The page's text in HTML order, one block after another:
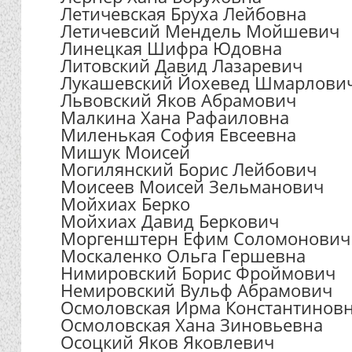
Летичевская Бруха Лейбовна
Летичевсий Мендель Мойшевич
Линецкая Шифра Юдовна
Литовский Давид Лазаревич
Лукашевский Йохевед
Львовский Яков Абрамович
Малкина Хана Рафаиловна
Миленькая София Евсеевна
Мишук Моисей
Могилянский Борис Лейбович
Моисеев Моисей Зельманович
Мойхиах Берко
Мойхиах Давид Беркович
Моргенштерн Ефим Соломонович
Москаленко Ольга Гершевна
Нимировский Борис Фроймович
Немировский Вульф Абрамович
Осмоловская Ирма
Осмоловская Хана Зиновьевна
Осоцкий Яков Яковлевич